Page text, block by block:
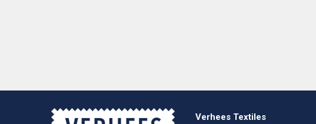
Verhees Textiles